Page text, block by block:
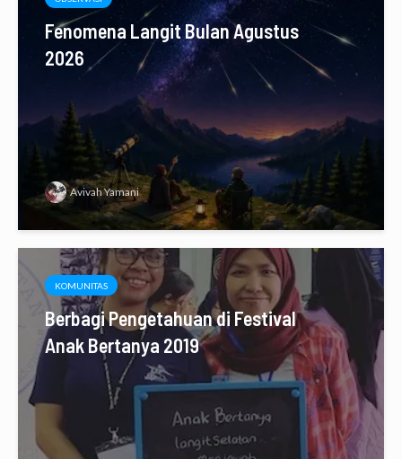
Fenomena Langit Bulan Agustus
2026
Avivah Yamani
KOMUNITAS
Berbagi Pengetahuan di Festival
Anak Bertanya 2019